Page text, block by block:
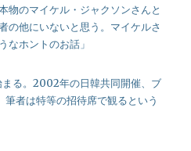
物のマイケル・ジャクソンさんと
の他にいないと思う。マイケルさ
なホントのお話」
まる。2002年の日韓共同開催、ブ
者は特等の招待席で観るという